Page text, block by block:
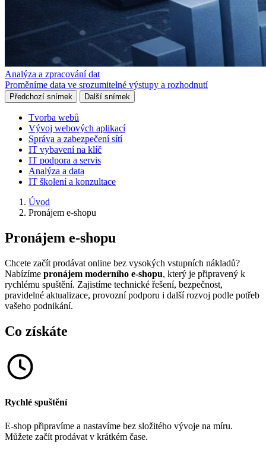
Analýza a zpracování dat
Proměníme data ve srozumitelné výstupy a rozhodnutí
Předchozí snímek Další snímek
Tvorba webů
Vývoj webových aplikací
Správa a zabezpečení sítí
IT vybavení na klíč
IT podpora a servis
Analýza a data
IT školení a konzultace
Úvod
Pronájem e-shopu
Pronájem e-shopu
Chcete začít prodávat online bez vysokých vstupních nákladů?
Nabízíme pronájem moderního e-shopu, který je připravený k
rychlému spuštění. Zajistíme technické řešení, bezpečnost,
pravidelné aktualizace, provozní podporu i další rozvoj podle potřeb
vašeho podnikání.
Co získáte
Rychlé spuštění
E-shop připravíme a nastavíme bez složitého vývoje na míru.
Můžete začít prodávat v krátkém čase.